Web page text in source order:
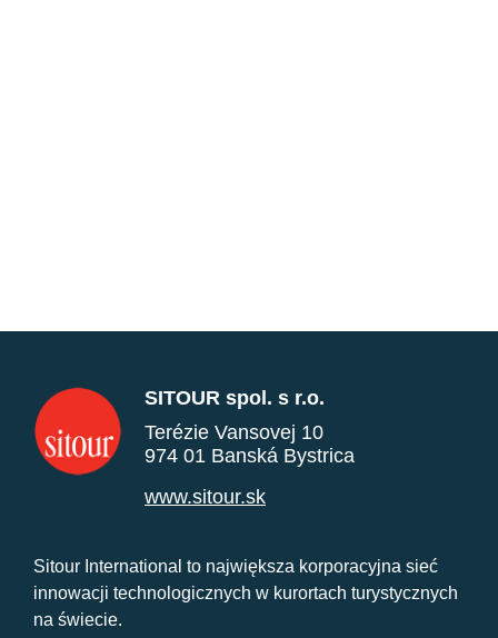
SITOUR spol. s r.o.
Terézie Vansovej 10
974 01 Banská Bystrica
www.sitour.sk
Sitour International to największa korporacyjna sieć
innowacji technologicznych w kurortach turystycznych
na świecie.